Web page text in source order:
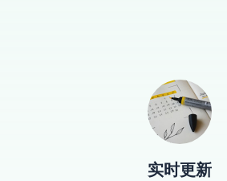
实时更新